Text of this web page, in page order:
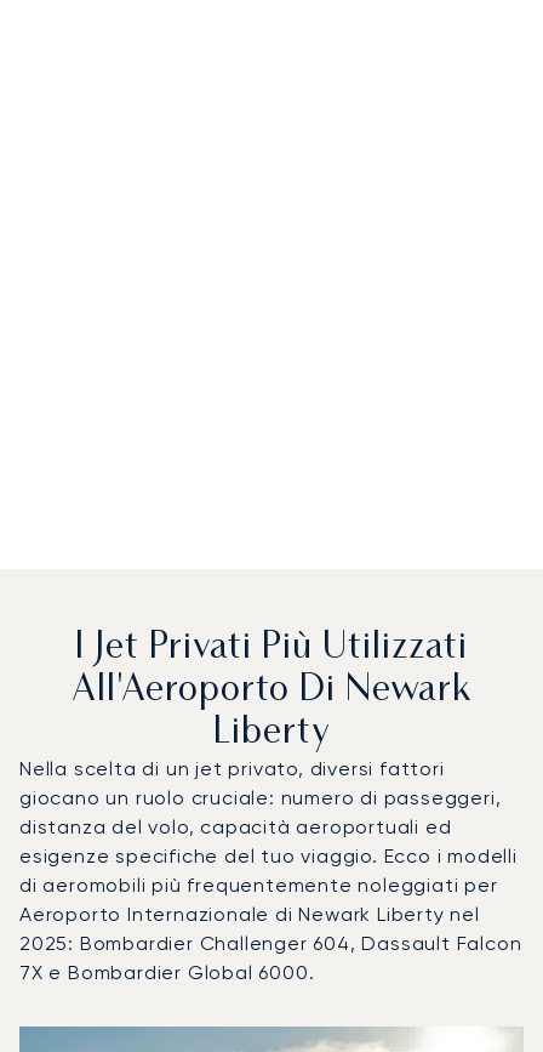
I Jet Privati Più Utilizzati
All'Aeroporto Di Newark
Liberty
Nella scelta di un jet privato, diversi fattori
giocano un ruolo cruciale: numero di passeggeri,
distanza del volo, capacità aeroportuali ed
esigenze specifiche del tuo viaggio. Ecco i modelli
di aeromobili più frequentemente noleggiati per
Aeroporto Internazionale di Newark Liberty nel
2025: Bombardier Challenger 604, Dassault Falcon
7X e Bombardier Global 6000.
Modello di aeromobile